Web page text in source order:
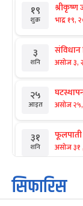
१९
शुक्र
श्रीकृष्ण
भाद्र १९,
३
शनि असोज ३,
२५
आइत असोज
३१
शनि
फूलपाती
असोज ३१
१
आइत
कार्तिक
कार्तिक १,
सिफारिस